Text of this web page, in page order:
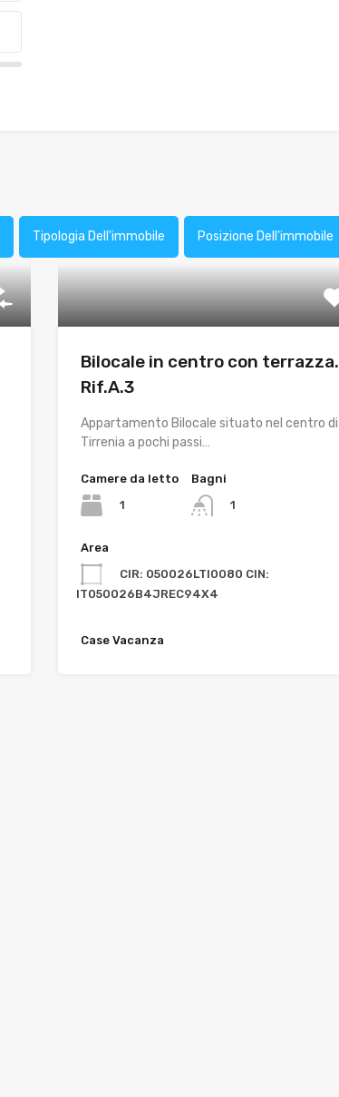
Tipologia Dell'immobile Posizione Dell'immobile
Bilocale in centro con terrazza.
Rif.A.3
Appartamento Bilocale situato nel centro di
Tirrenia a pochi passi…
Camere da letto
1
Bagni
1
Area
CIR: 050026LTI0080 CIN:
IT050026B4JREC94X4
Case Vacanza